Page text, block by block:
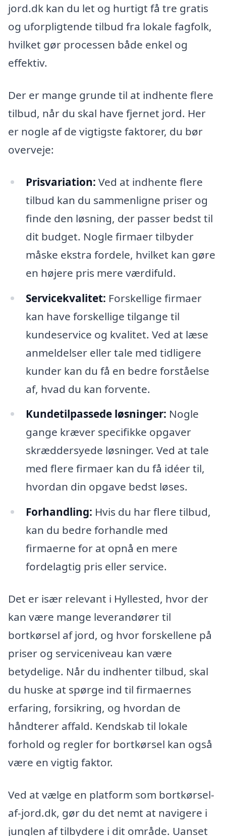
jord.dk kan du let og hurtigt få tre gratis
og uforpligtende tilbud fra lokale fagfolk,
hvilket gør processen både enkel og
effektiv.
Der er mange grunde til at indhente flere
tilbud, når du skal have fjernet jord. Her
er nogle af de vigtigste faktorer, du bør
overveje:
Prisvariation: Ved at indhente flere
tilbud kan du sammenligne priser og
finde den løsning, der passer bedst til
dit budget. Nogle firmaer tilbyder
måske ekstra fordele, hvilket kan gøre
en højere pris mere værdifuld.
Servicekvalitet: Forskellige firmaer
kan have forskellige tilgange til
kundeservice og kvalitet. Ved at læse
anmeldelser eller tale med tidligere
kunder kan du få en bedre forståelse
af, hvad du kan forvente.
Kundetilpassede løsninger: Nogle
gange kræver specifikke opgaver
skræddersyede løsninger. Ved at tale
med flere firmaer kan du få idéer til,
hvordan din opgave bedst løses.
Forhandling: Hvis du har flere tilbud,
kan du bedre forhandle med
firmaerne for at opnå en mere
fordelagtig pris eller service.
Det er især relevant i Hyllested, hvor der
kan være mange leverandører til
bortkørsel af jord, og hvor forskellene på
priser og serviceniveau kan være
betydelige. Når du indhenter tilbud, skal
du huske at spørge ind til firmaernes
erfaring, forsikring, og hvordan de
håndterer affald. Kendskab til lokale
forhold og regler for bortkørsel kan også
være en vigtig faktor.
Ved at vælge en platform som bortkørsel-
af-jord.dk, gør du det nemt at navigere i
junglen af tilbydere i dit område. Uanset